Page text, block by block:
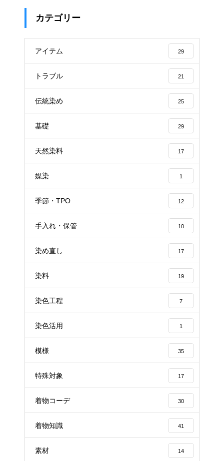
カテゴリー
アイテム 29
トラブル 21
伝統染め 25
基礎 29
天然染料 17
媒染 1
季節・TPO 12
手入れ・保管 10
染め直し 17
染料 19
染色工程 7
染色活用 1
模様 35
特殊対象 17
着物コーデ 30
着物知識 41
素材 14